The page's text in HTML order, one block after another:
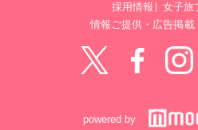
採用情報
女子旅
情報ご提供・広告掲載
powered by